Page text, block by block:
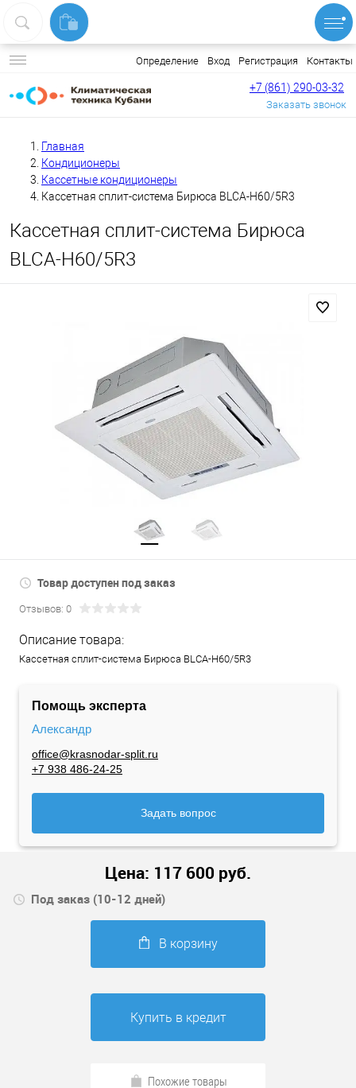
Определение Вход Регистрация Контакты
+7 (861) 290-03-32
Заказать звонок
Главная
Кондиционеры
Кассетные кондиционеры
Кассетная сплит-система Бирюса BLCA-H60/5R3
Кассетная сплит-система Бирюса
BLCA-H60/5R3
Товар доступен под заказ
Отзывов: 0
Описание товара:
Кассетная сплит-система Бирюса BLCA-H60/5R3
Помощь эксперта
Александр
office@krasnodar-split.ru
+7 938 486-24-25
Задать вопрос
Цена: 117 600 руб.
Под заказ (10-12 дней)
В корзину
Купить в кредит
Похожие товары